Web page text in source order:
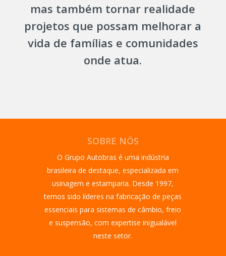
mas também tornar realidade
projetos que possam melhorar a
vida de famílias e comunidades
onde atua.
SOBRE NÓS
O Grupo Autobras é uma indústria
brasileira de destaque, especializada em
usinagem e estamparia. Desde 1997,
temos sido líderes na fabricação de peças
essenciais para sistemas de câmbio, freio
e suspensão, com expertise inigualável
neste setor.